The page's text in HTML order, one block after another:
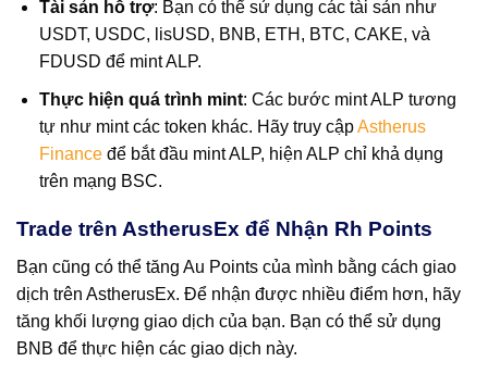
Tài sản hỗ trợ: Bạn có thể sử dụng các tài sản như
USDT, USDC, lisUSD, BNB, ETH, BTC, CAKE, và
FDUSD để mint ALP.
Thực hiện quá trình mint: Các bước mint ALP tương
tự như mint các token khác. Hãy truy cậpAstherus
Financeđể bắt đầu mint ALP, hiện ALP chỉ khả dụng
trên mạng BSC.
Trade trên AstherusEx để Nhận Rh Points
Bạn cũng có thể tăng Au Points của mình bằng cách giao
dịch trên AstherusEx. Để nhận được nhiều điểm hơn, hãy
tăng khối lượng giao dịch của bạn. Bạn có thể sử dụng
BNB để thực hiện các giao dịch này.